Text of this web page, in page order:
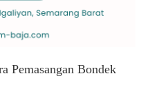
Pemasangan Bondek